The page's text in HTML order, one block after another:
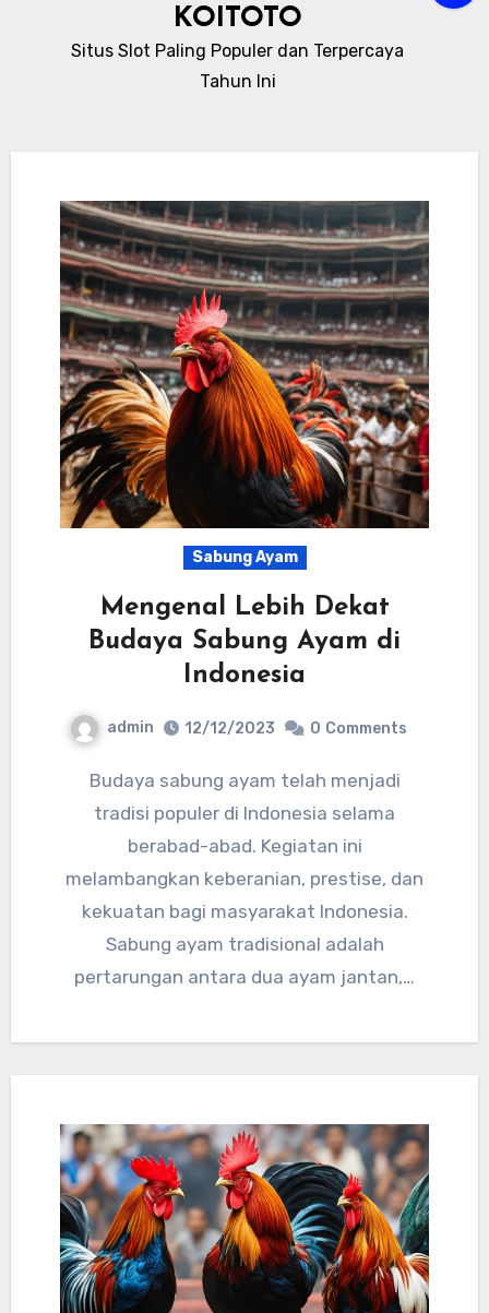
KOITOTO
Situs Slot Paling Populer dan Terpercaya
Tahun Ini
Sabung Ayam
Mengenal Lebih Dekat
Budaya Sabung Ayam di
Indonesia
admin 12/12/2023 0 Comments
Budaya sabung ayam telah menjadi
tradisi populer di Indonesia selama
berabad-abad. Kegiatan ini
melambangkan keberanian, prestise, dan
kekuatan bagi masyarakat Indonesia.
Sabung ayam tradisional adalah
pertarungan antara dua ayam jantan,…